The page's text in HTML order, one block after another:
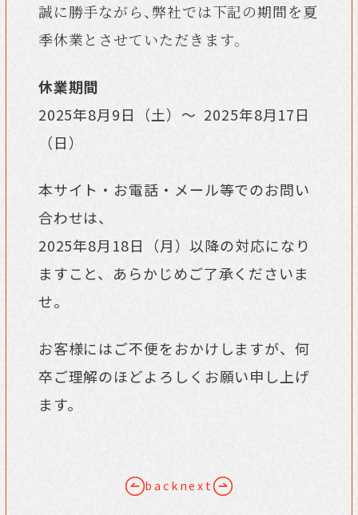
誠に勝手ながら、弊社では下記の期間を夏
季休業とさせていただきます。
休業期間
2025年8月9日（土）～ 2025年8月17日
（日）
本サイト・お電話・メール等でのお問い
合わせは、
2025年8月18日（月）以降の対応になり
ますこと、あらかじめご了承くださいま
せ。
お客様にはご不便をおかけしますが、何
卒ご理解のほどよろしくお願い申し上げ
ます。
backnext